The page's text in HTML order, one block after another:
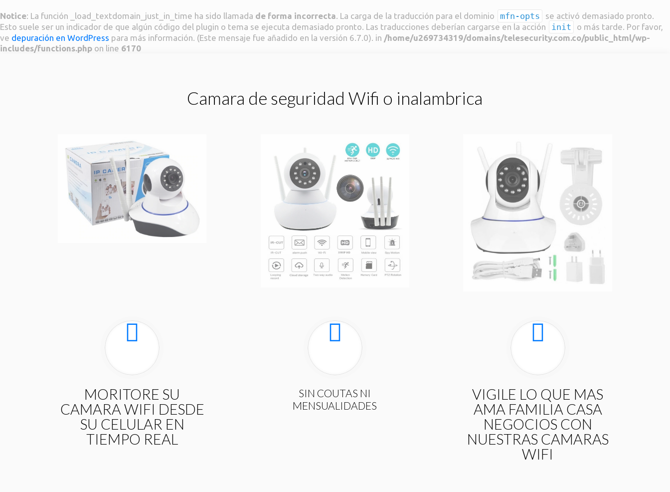
Notice: La función _load_textdomain_just_in_time ha sido llamada de forma incorrecta. La carga de la traducción para el dominio mfn-opts
se activó demasiado pronto.
Esto suele ser un indicador de que algún código del plugin o tema se ejecuta demasiado pronto. Las traducciones deberían cargarse en la acción
init
o más tarde. Por favor,
ve depuración en WordPress para más información. (Este mensaje fue añadido en la versión 6.7.0). in /home/u269734319/domains/telesecurity.com.co/public_html/wp-
includes/functions.php on line 6170
Camara de seguridad Wifi o inalambrica
MORITORE SU
CAMARA WIFI DESDE
SU CELULAR EN
TIEMPO REAL
SIN COUTAS NI
MENSUALIDADES
VIGILE LO QUE MAS
AMA FAMILIA CASA
NEGOCIOS CON
NUESTRAS CAMARAS
WIFI